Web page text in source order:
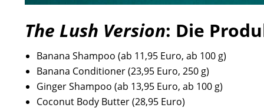
The Lush Version: Die
Banana Shampoo (ab 11,95 Euro, ab 100 g)
Banana Conditioner (23,95 Euro, 250 g)
Ginger Shampoo (ab 13,95 Euro, ab 100 g)
Coconut Body Butter (28,95 Euro)